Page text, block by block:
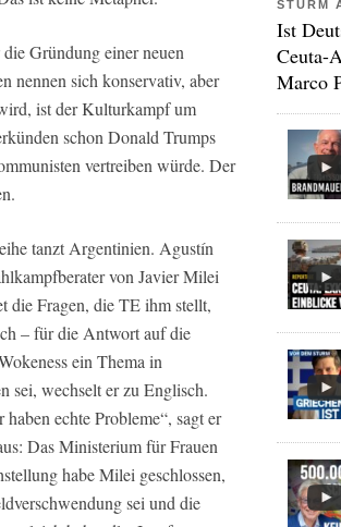
die Gründung einer neuen
nennen sich konservativ, aber
ist der Kulturkampf um
schon Donald Trumps
vertreiben würde. Der
tanzt Argentinien. Agustín
von Javier Milei
die Fragen, die TE ihm stellt,
– für die Antwort auf die
ein Thema in
sei, wechselt er zu Englisch.
echte Probleme“, sagt er
Das Ministerium für Frauen
habe Milei geschlossen,
sei und die
STURM
Ist
Ceuta-
Marco